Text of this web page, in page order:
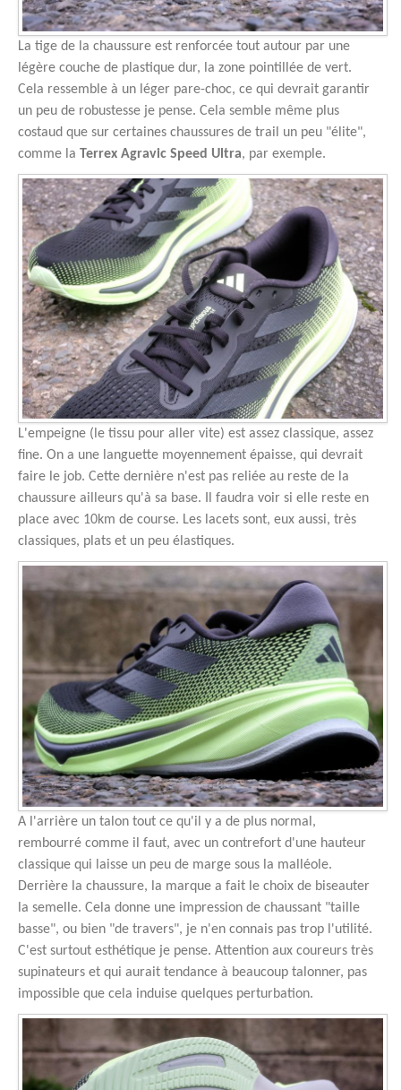
La tige de la chaussure est renforcée tout autour par une
légère couche de plastique dur, la zone pointillée de vert.
Cela ressemble à un léger pare-choc, ce qui devrait garantir
un peu de robustesse je pense. Cela semble même plus
costaud que sur certaines chaussures de trail un peu "élite",
comme la Terrex Agravic Speed Ultra, par exemple.
L'empeigne (le tissu pour aller vite) est assez classique, assez
fine. On a une languette moyennement épaisse, qui devrait
faire le job. Cette dernière n'est pas reliée au reste de la
chaussure ailleurs qu'à sa base. Il faudra voir si elle reste en
place avec 10km de course. Les lacets sont, eux aussi, très
classiques, plats et un peu élastiques.
A l'arrière un talon tout ce qu'il y a de plus normal,
rembourré comme il faut, avec un contrefort d'une hauteur
classique qui laisse un peu de marge sous la malléole.
Derrière la chaussure, la marque a fait le choix de biseauter
la semelle. Cela donne une impression de chaussant "taille
basse", ou bien "de travers", je n'en connais pas trop l'utilité.
C'est surtout esthétique je pense. Attention aux coureurs très
supinateurs et qui aurait tendance à beaucoup talonner, pas
impossible que cela induise quelques perturbation.